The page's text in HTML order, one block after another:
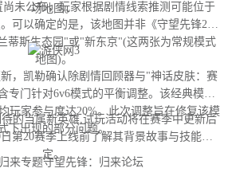
场地图。
公布，玩家根据剧情线索推测可能位于
可以确定的是，该地图并非《守望先锋2》
蒂斯生态园"或"新东京"(这两张为常规模式
地图)。
凯勒确认除剧情回顾器与"神话皮肤：赛
专门针对6v6模式的平衡调整。该经典模式
玩家参与度达20%。此次调整旨在修复该模
下出现的部分问题。
当属新英雄,试玩活动将在赛季中更新后
第20赛季上线前了解其背景故事与技能设
定。
来专题守望先锋：归来论坛